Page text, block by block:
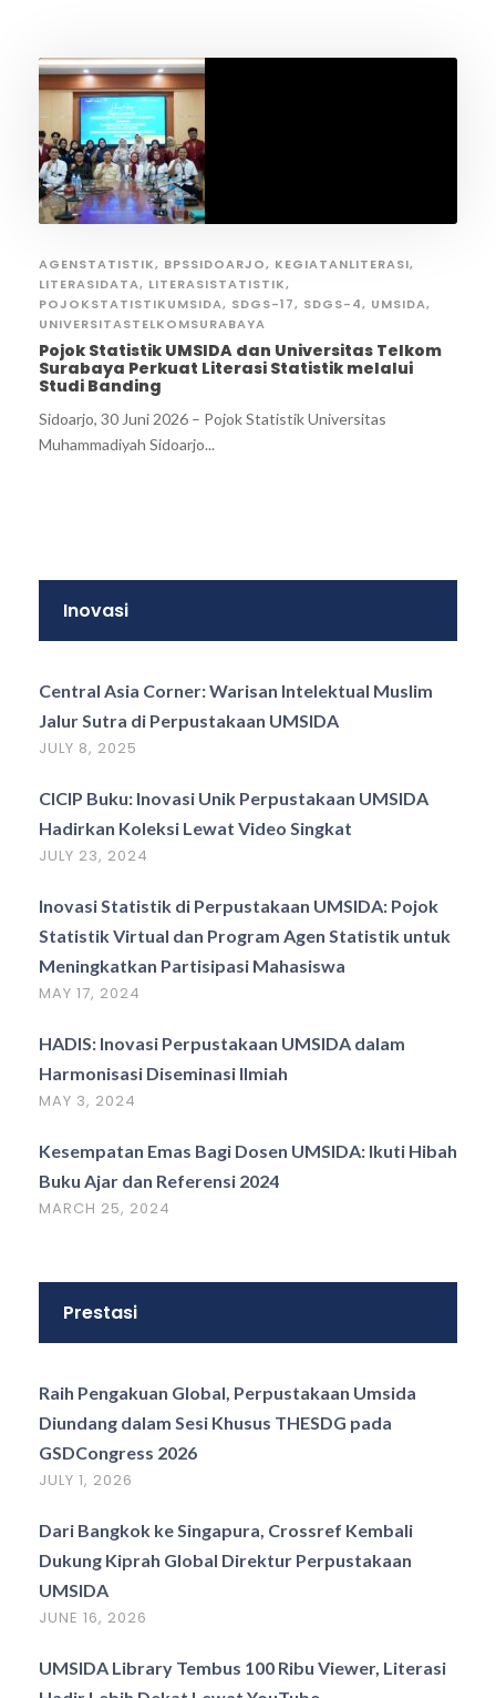
AGENSTATISTIK, BPSSIDOARJO, KEGIATANLITERASI,
LITERASIDATA, LITERASISTATISTIK,
POJOKSTATISTIKUMSIDA, SDGS-17, SDGS-4, UMSIDA,
UNIVERSITASTELKOMSURABAYA
Pojok Statistik UMSIDA dan Universitas Telkom
Surabaya Perkuat Literasi Statistik melalui
Studi Banding
Sidoarjo, 30 Juni 2026 – Pojok Statistik Universitas
Muhammadiyah Sidoarjo...
Inovasi
Central Asia Corner: Warisan Intelektual Muslim
Jalur Sutra di Perpustakaan UMSIDA
JULY 8, 2025
CICIP Buku: Inovasi Unik Perpustakaan UMSIDA
Hadirkan Koleksi Lewat Video Singkat
JULY 23, 2024
Inovasi Statistik di Perpustakaan UMSIDA: Pojok
Statistik Virtual dan Program Agen Statistik untuk
Meningkatkan Partisipasi Mahasiswa
MAY 17, 2024
HADIS: Inovasi Perpustakaan UMSIDA dalam
Harmonisasi Diseminasi Ilmiah
MAY 3, 2024
Kesempatan Emas Bagi Dosen UMSIDA: Ikuti Hibah
Buku Ajar dan Referensi 2024
MARCH 25, 2024
Prestasi
Raih Pengakuan Global, Perpustakaan Umsida
Diundang dalam Sesi Khusus THESDG pada
GSDCongress 2026
JULY 1, 2026
Dari Bangkok ke Singapura, Crossref Kembali
Dukung Kiprah Global Direktur Perpustakaan
UMSIDA
JUNE 16, 2026
UMSIDA Library Tembus 100 Ribu Viewer, Literasi